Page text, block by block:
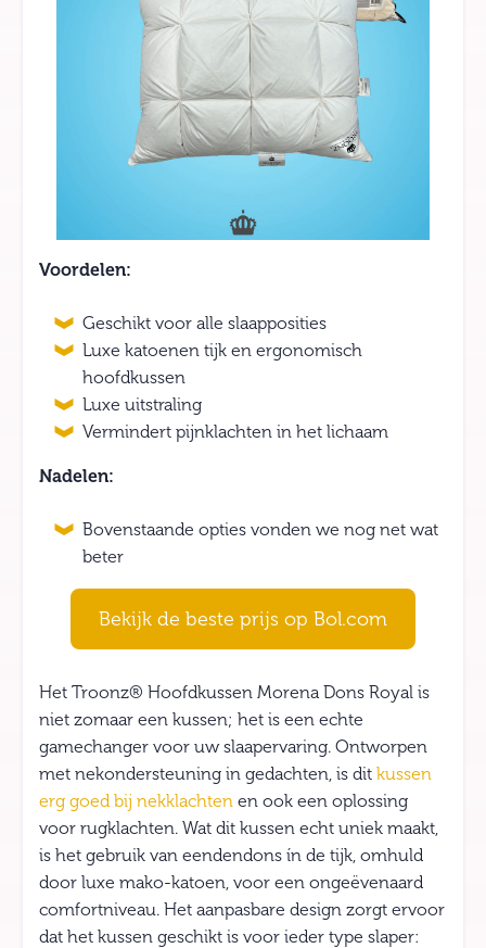
Voordelen:
Geschikt voor alle slaapposities
Luxe katoenen tijk en ergonomisch
hoofdkussen
Luxe uitstraling
Vermindert pijnklachten in het lichaam
Nadelen:
Bovenstaande opties vonden we nog net wat
beter
Bekijk de beste prijs op Bol.com
Het Troonz® Hoofdkussen Morena Dons Royal is
niet zomaar een kussen; het is een echte
gamechanger voor uw slaapervaring. Ontworpen
met nekondersteuning in gedachten, is dit kussen
erg goed bij nekklachten en ook een oplossing
voor rugklachten. Wat dit kussen echt uniek maakt,
is het gebruik van eendendons ín de tijk, omhuld
door luxe mako-katoen, voor een ongeëvenaard
comfortniveau. Het aanpasbare design zorgt ervoor
dat het kussen geschikt is voor ieder type slaper: